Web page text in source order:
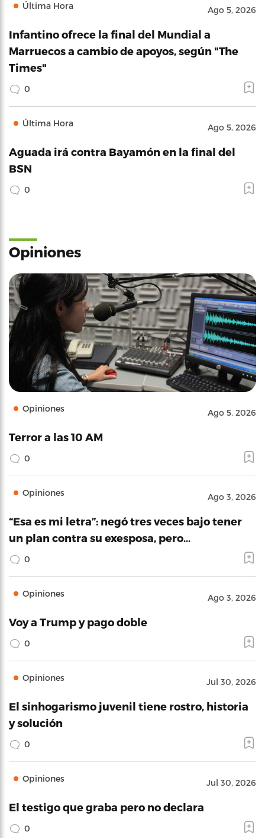
Última Hora Ago 5, 2026
Infantino ofrece la final del Mundial a
Marruecos a cambio de apoyos, según "The
Times"
0
Última Hora Ago 5, 2026
Aguada irá contra Bayamón en la final del
BSN
0
Opiniones
Opiniones Ago 5, 2026
Terror a las 10 AM
0
Opiniones Ago 3, 2026
“Esa es mi letra”: negó tres veces bajo tener
un plan contra su exesposa, pero…
0
Opiniones Ago 3, 2026
Voy a Trump y pago doble
0
Opiniones Jul 30, 2026
El sinhogarismo juvenil tiene rostro, historia
y solución
0
Opiniones Jul 30, 2026
El testigo que graba pero no declara
0